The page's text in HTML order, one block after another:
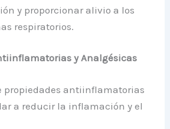
y proporcionar alivio a los
respiratorios.
y Analgésicas
propiedades antiinflamatorias
a reducir la inflamación y el